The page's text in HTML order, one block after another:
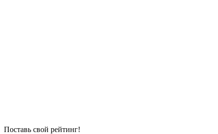
Поставь свой рейтинг!